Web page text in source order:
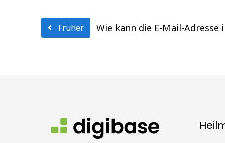
Früher Wie kann die E-Mail-